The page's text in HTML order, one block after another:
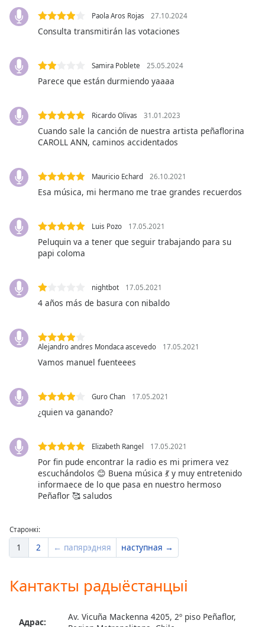
descriptions
off
selected
Subtitles
subtitles
opens
subtitles
settings
dialog
off
selected
Track
Picture-
This
window.
Beginning
dialog
window.
cancel
and
Color
Paola Aros Rojas 27.10.2024
Consulta transmitirán las votaciones
Samira Poblete 25.05.2024
Parece que están durmiendo yaaaa
Ricardo Olivas 31.01.2023
Cuando sale la canción de nuestra artista peñaflorina
CAROLL ANN, caminos accidentados
Mauricio Echard 26.10.2021
Esa música, mi hermano me trae grandes recuerdos
Luis Pozo 17.05.2021
Peluquin va a tener que seguir trabajando para su
papi coloma
nightbot 17.05.2021
4 años más de basura con nibaldo
Alejandro andres Mondaca ascevedo 17.05.2021
Vamos manuel fuenteees
Guro Chan 17.05.2021
¿quien va ganando?
Elizabeth Rangel 17.05.2021
Por fin pude encontrar la radio es mi primera vez
escuchándolos 😊 Buena música 💃 y muy entretenido
informaece de lo que pasa en nuestro hermoso
Peñaflor 🥰 saludos
Старонкі:
1 2 ← папярэдняя наступная →
Кантакты радыёстанцыі
Адрас:
Av. Vicuña Mackenna 4205, 2º piso Peñaflor,